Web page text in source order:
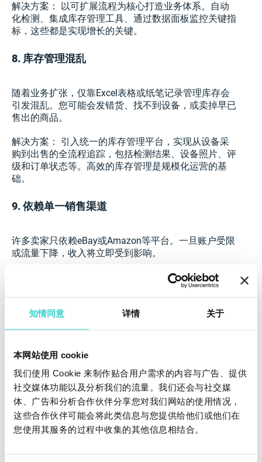
知情同意 详情 关于
本网站使用 cookie
我们使用 Cookie 来制作贴合用户需求的内容与广告、提供
社交媒体功能以及分析我们的流量。我们还会与社交媒
体、广告和分析合作伙伴分享您对我们网站的使用情况，
这些合作伙伴可能会将此类信息与您提供给他们或他们在
您使用其服务的过程中收集的其他信息相结合。
解决方案： 以可扩展流程为核心打造业务体系。自动
化检测、集成库存管理工具、通过数据面板监控关键指
标，这些都是实现增长的关键。
8. 库存管理混乱
随着业务扩张，仅靠Excel表格或纸笔记录管理库存会
引发混乱。您可能会发错货、找不到设备，或卖掉早已
售出的商品。
解决方案： 引入统一的库存管理平台，实现从设备采
购到出售的全流程追踪，包括检测结果、设备照片、评
级和订单状态等。高效的库存管理是规模化运营的基
础。
9. 依赖单一销售渠道
许多卖家只依赖eBay或Amazon等平台。一旦账户受限
或流量下降，收入将立即受到影响。
解决方案： 拓展多元销售渠道：自建电商网站、B2B
平台、线下门店、以旧换新项目及区域市场。多渠道战
10. 忽视合规与文档标准
手电子产品的法规。一些地区要求销售许可、开具发票
或提供数据清除证明。
解决方案： 了解并遵守所在市场的法律要求。妥善记
录每笔交易，确保税务合规，彻底清除用户数据，保护
客户隐私，避免法律风险。